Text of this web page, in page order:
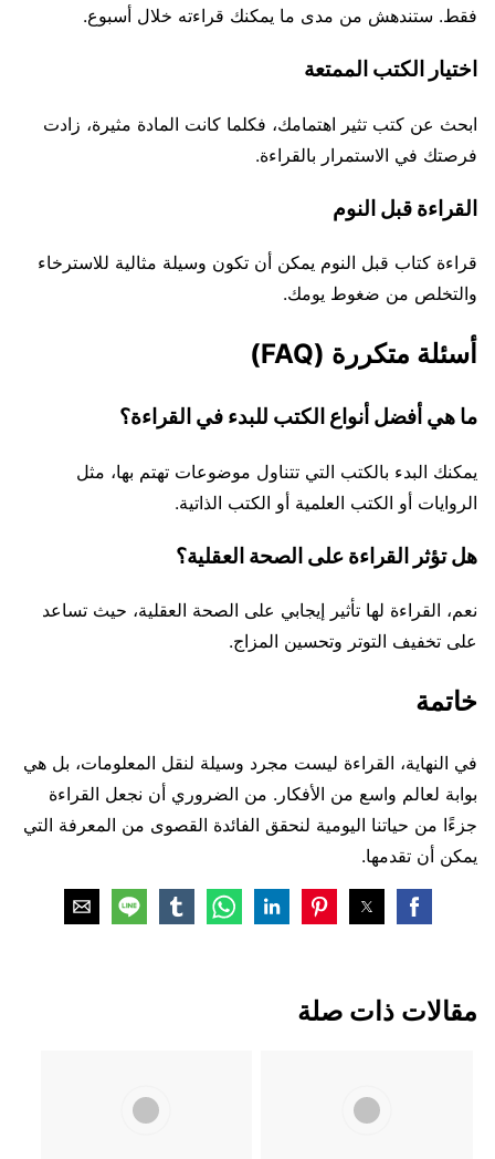
فقط. ستندهش من مدى ما يمكنك قراءته خلال أسبوع.
اختيار الكتب الممتعة
ابحث عن كتب تثير اهتمامك، فكلما كانت المادة مثيرة، زادت
فرصتك في الاستمرار بالقراءة.
القراءة قبل النوم
قراءة كتاب قبل النوم يمكن أن تكون وسيلة مثالية للاسترخاء
والتخلص من ضغوط يومك.
أسئلة متكررة (FAQ)
ما هي أفضل أنواع الكتب للبدء في القراءة؟
يمكنك البدء بالكتب التي تتناول موضوعات تهتم بها، مثل
الروايات أو الكتب العلمية أو الكتب الذاتية.
هل تؤثر القراءة على الصحة العقلية؟
نعم، القراءة لها تأثير إيجابي على الصحة العقلية، حيث تساعد
على تخفيف التوتر وتحسين المزاج.
خاتمة
في النهاية، القراءة ليست مجرد وسيلة لنقل المعلومات، بل هي
بوابة لعالم واسع من الأفكار. من الضروري أن نجعل القراءة
جزءًا من حياتنا اليومية لنحقق الفائدة القصوى من المعرفة التي
يمكن أن تقدمها.
مقالات ذات صلة